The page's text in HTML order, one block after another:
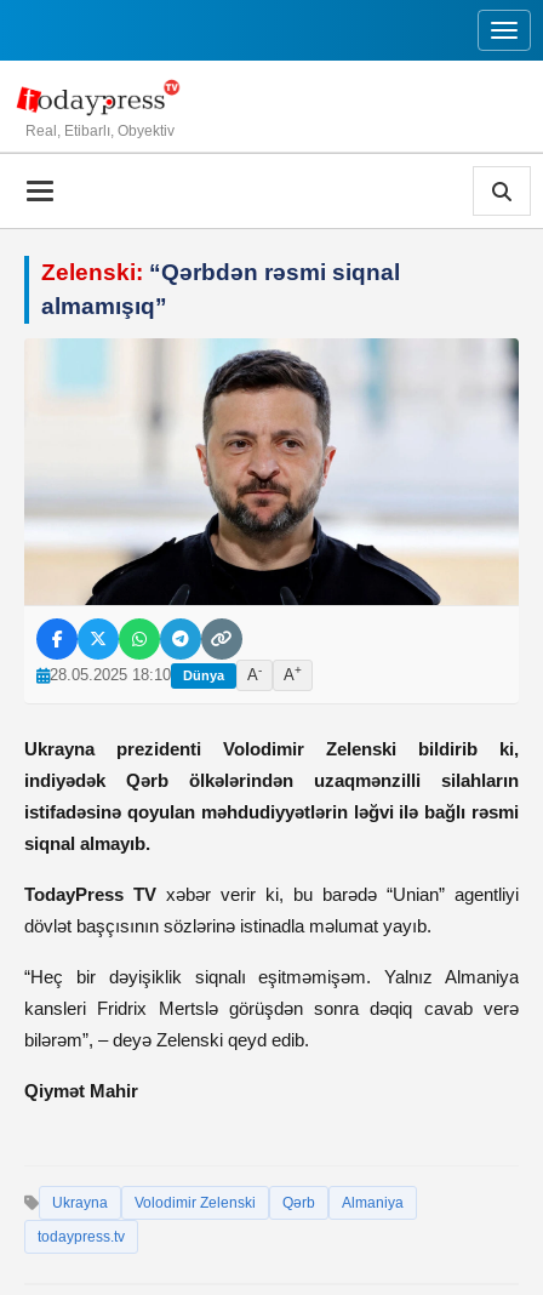
Real, Etibarlı, Obyektiv
Zelenski: “Qərbdən rəsmi siqnal
almamışıq”
28.05.2025 18:10 Dünya A- A+
Ukrayna prezidenti Volodimir Zelenski bildirib ki,
indiyədək Qərb ölkələrindən uzaqmənzilli silahların
istifadəsinə qoyulan məhdudiyyətlərin ləğvi ilə bağlı rəsmi
siqnal almayıb.
TodayPress TV xəbər verir ki, bu barədə “Unian” agentliyi
dövlət başçısının sözlərinə istinadla məlumat yayıb.
“Heç bir dəyişiklik siqnalı eşitməmişəm. Yalnız Almaniya
kansleri Fridrix Mertslə görüşdən sonra dəqiq cavab verə
bilərəm”, – deyə Zelenski qeyd edib.
Qiymət Mahir
Ukrayna Volodimir Zelenski Qərb
Almaniya
todaypress.tv